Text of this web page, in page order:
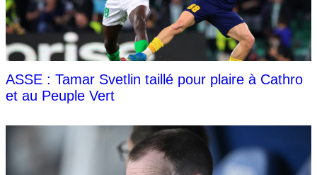
ASSE : Tamar Svetlin taillé pour plaire à Cathro
et au Peuple Vert